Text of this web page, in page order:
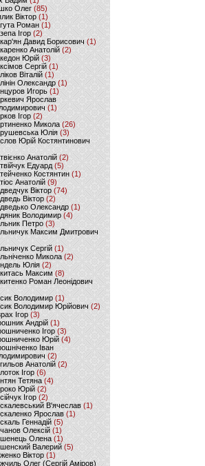
Олег (85)
Віктор(1)
Роман(1)
Ігор (2)
Давид Борисович(1)
Анатолій (2)
Юрій(3)
Сергій (1)
Віталій (1)
Олександр (1)
Игорь (1)
Ярослав
(1)
Ігор (2)
Микола (26)
Юлія (3)
Юрій Костянтинович
Анатолій (2)
Едуард(5)
Костянтин (1)
Анатолій (9)
Віктор(74)
Віктор (2)
Олександр (1)
Володимир(4)
Петро (3)
Максим Дмитрович
Сергій (1)
Микола (2)
Юлія (2)
Максим (8)
Роман Леонідович
Володимир (1)
Володимир Юрійович(2)
Ігор(3)
Андрій(1)
Ігор (3)
Юрій(4)
Іван
(2)
Анатолій (2)
Ігор (6)
Тетяна (4)
Юрій(2)
Ігор (2)
В'ячеслав (1)
Ярослав (1)
Геннадій (5)
Олексій(1)
Олена(1)
Валерий (5)
Віктор (1)
Олег (Сергій Аміров)